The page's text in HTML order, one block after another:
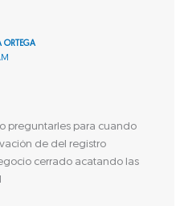
ORTEGA
preguntarles para cuando
de del registro
cerrado acatando las